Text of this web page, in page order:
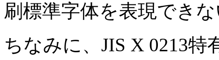
刷標準字体を表現でき
ちなみに、JIS X 0213特